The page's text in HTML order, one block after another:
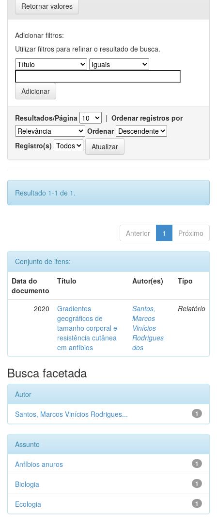
Retornar valores
Adicionar filtros:
Utilizar filtros para refinar o resultado de busca.
Resultados/Página | Ordenar registros por
Ordenar
Registro(s)
Resultado 1-1 de 1.
Anterior 1 Próximo
Conjunto de itens:
Data do
documento
Título Autor(es) Tipo
2020
Gradientes
geográficos de
tamanho corporal e
resistência cutânea
em anfíbios
Santos,
Marcos
Vinícios
Rodrigues
dos
Relatório
Busca facetada
Autor
1
Santos, Marcos Vinícios Rodrigues...
Assunto
1
Anfíbios anuros
1
Biologia
1
Ecologia